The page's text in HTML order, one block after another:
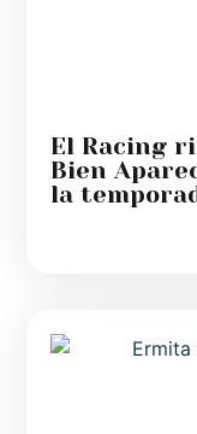
El Racing
Bien
la